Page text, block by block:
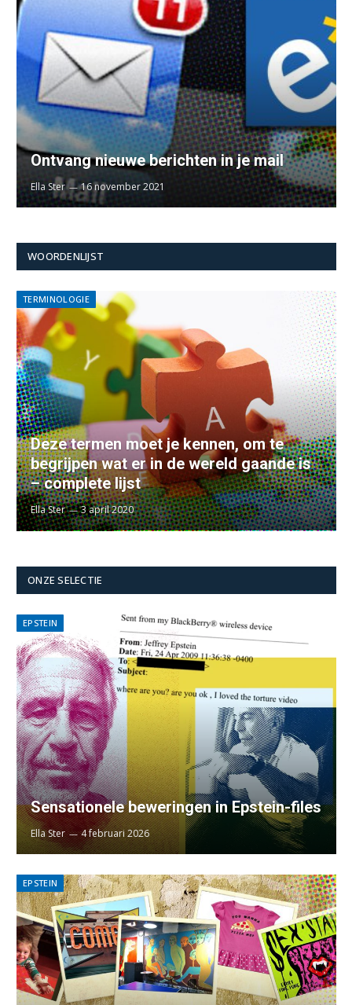
Ontvang nieuwe berichten in je mail
Ella Ster 16 november 2021
WOORDENLIJST
TERMINOLOGIE
Deze termen moet je kennen, om te
begrijpen wat er in de wereld gaande is
– complete lijst
Ella Ster 3 april 2020
ONZE SELECTIE
EPSTEIN
Sensationele beweringen in Epstein-files
Ella Ster 4 februari 2026
EPSTEIN